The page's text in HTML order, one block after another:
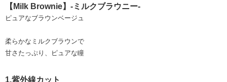
【Milk Brownie】-ミルクブラウニー-
ピュアなブラウンベージュ
柔らかなミルクブラウンで
甘さたっぷり、ピュアな瞳
1.紫外線カット